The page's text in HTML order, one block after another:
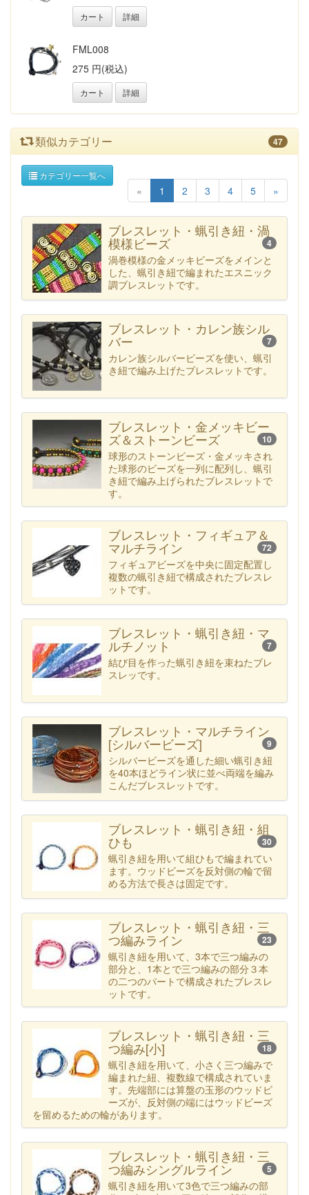
カート 詳細
FML008
275 円(税込)
カート 詳細
類似カテゴリー 47
カテゴリー一覧へ
« 1 2 3 4 5 »
ブレスレット・蝋引き紐・渦
模様ビーズ 4
渦巻模様の金メッキビーズをメインと
した、蝋引き紐で編まれたエスニック
調ブレスレットです。
ブレスレット・カレン族シル
バー 7
カレン族シルバービーズを使い、蝋引
き紐で編み上げたブレスレットです。
ブレスレット・金メッキビー
ズ＆ストーンビーズ 10
球形のストーンビーズ・金メッキされ
た球形のビーズを一列に配列し、蝋引
き紐で編み上げられたブレスレットで
す。
ブレスレット・フィギュア＆
マルチライン 72
フィギュアビーズを中央に固定配置し
複数の蝋引き紐で構成されたブレスレ
ットです。
ブレスレット・蝋引き紐・マ
ルチノット 7
結び目を作った蝋引き紐を束ねたブレ
スレッです。
ブレスレット・マルチライン
[シルバービーズ] 9
シルバービーズを通した細い蝋引き紐
を40本ほどライン状に並べ両端を編み
こんだブレスレットです。
ブレスレット・蝋引き紐・組
ひも 30
蝋引き紐を用いて組ひもで編まれてい
ます。ウッドビーズを反対側の輪で留
める方法で長さは固定です。
ブレスレット・蝋引き紐・三
つ編みライン 23
蝋引き紐を用いて、3本で三つ編みの
部分と、1本とで三つ編みの部分３本
の二つのパートで構成されたブレスレ
ットです。
ブレスレット・蝋引き紐・三
つ編み[小] 18
蝋引き紐を用いて、小さく三つ編みで
編まれた紐、複数線で構成されていま
す。先端部には算盤の玉形のウッドビ
ーズが、反対側の端にはウッドビーズ
を留めるための輪があります。
ブレスレット・蝋引き紐・三
つ編みシングルライン 5
蝋引き紐を用いて3色で三つ編みの部